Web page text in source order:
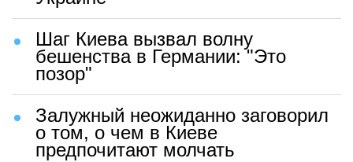
Шаг Киева вызвал волну
бешенства в Германии: "Это
позор"
Залужный неожиданно заговорил
о том, о чем в Киеве
предпочитают молчать